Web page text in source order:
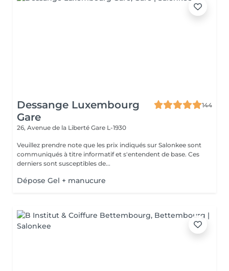
Dessange Luxembourg
Gare
144
26, Avenue de la Liberté Gare L-1930
Veuillez prendre note que les prix indiqués sur Salonkee sont
communiqués à titre informatif et s'entendent de base. Ces
derniers sont susceptibles de...
Dépose Gel + manucure